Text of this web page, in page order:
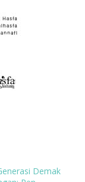
Demak